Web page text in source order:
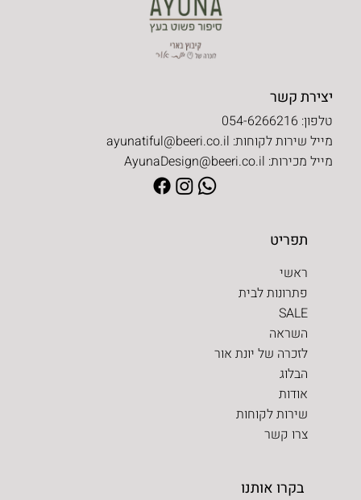
בקרו אותנו
תפריט
ראשי
פתרונות לבית
SALE
השראה
לזכרה של יונת אור
הבלוג
אודות
שירות לקוחות
צרו קשר
יצירת קשר
טלפון: 054-6266216
מייל שירות לקוחות: ayunatiful@beeri.co.il
מייל מכירות: AyunaDesign@beeri.co.il